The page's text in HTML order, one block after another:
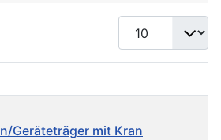
Anzeige #
Geräteträger mit Kran